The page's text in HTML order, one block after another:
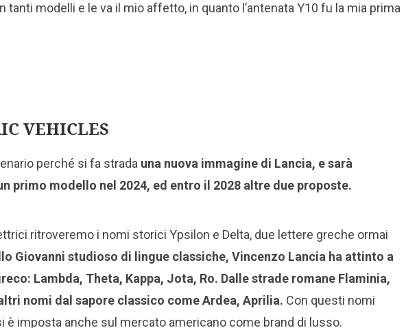
tanti modelli e le va il mio affetto, in quanto l’antenata Y10 fu la mia prima
VEHICLES
perché si fa strada una nuova immagine di Lancia, e sarà
primo modello nel 2024, ed entro il 2028 altre due proposte.
ritroveremo i nomi storici Ypsilon e Delta, due lettere greche ormai
Giovanni studioso di lingue classiche, Vincenzo Lancia ha attinto a
Lambda, Theta, Kappa, Jota, Ro. Dalle strade romane Flaminia,
nomi dal sapore classico come Ardea, Aprilia. Con questi nomi
è imposta anche sul mercato americano come brand di lusso.